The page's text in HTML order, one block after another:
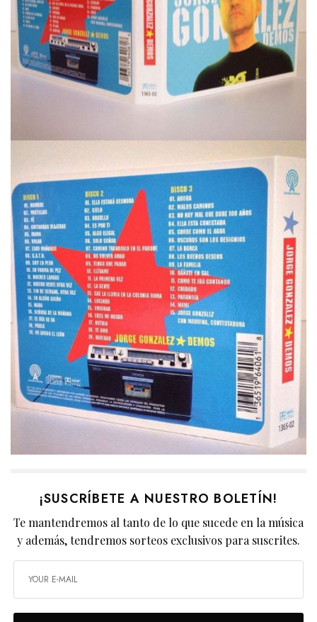
¡SUSCRÍBETE A NUESTRO BOLETÍN!
Te mantendremos al tanto de lo que sucede en la música
y además, tendremos sorteos exclusivos para suscrites.